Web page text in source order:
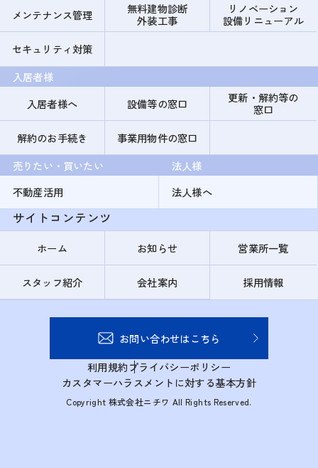
メンテナンス管理
無料建物診断
外装工事
リノベーション
設備リニューアル
セキュリティ対策
入居者様
入居者様へ
設備等の窓口
更新・解約等の
窓口
解約のお手続き
事業用物件の窓口
売りたい・買いたい
不動産活用
法人様
法人様へ
サイトコンテンツ
ホーム お知らせ 営業所一覧
スタッフ紹介 会社案内 採用情報
お問い合わせはこちら
利用規約プライバシーポリシー
カスタマーハラスメントに対する基本方針
Copyright 株式会社ニチワ All Rights Reserved.